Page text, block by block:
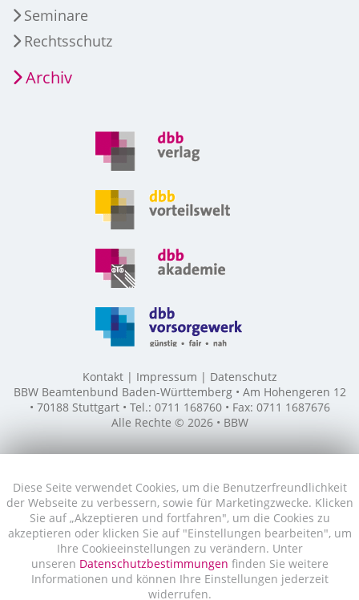
Diese Seite verwendet Cookies, um die Benutzerfreundlichkeit
der Webseite zu verbessern, sowie für Marketingzwecke. Klicken
Sie auf „Akzeptieren und fortfahren", um die Cookies zu
akzeptieren oder klicken Sie auf "Einstellungen bearbeiten", um
Ihre Cookieeinstellungen zu verändern. Unter
unseren Datenschutzbestimmungen finden Sie weitere
Informationen und können Ihre Einstellungen jederzeit
widerrufen.
Seminare
Rechtsschutz
Archiv
Kontakt Impressum
Datenschutz
BBW Beamtenbund Baden-Württemberg • Am Hohengeren 12
• 70188 Stuttgart • Tel.: 0711 168760 • Fax: 0711 1687676
Alle Rechte © 2026 • BBW